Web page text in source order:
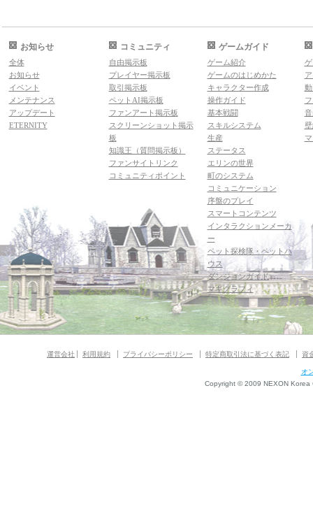
お知らせ
全体
お知らせ
イベント
メンテナンス
アップデート
ETERNITY
コミュニティ
自由掲示板
プレイヤー掲示板
取引掲示板
ペットAI掲示板
ファンアート掲示板
スクリーンショット掲示
板
知識王（質問掲示板）
ファンサイトリンク
コミュニティポイント
ゲームガイド
ゲーム紹介
ゲームのはじめかた
キャラクター作成
操作ガイド
基本戦闘
スキルシステム
生産
ステータス
エリンの世界
町のシステム
コミュニケーション
序盤のプレイ
スマートコンテンツ
インタラクションメーカ
ー
ペット探検隊・ペットハ
ウス
ダンジョンガイド
マギグラフィ
運営会社 利用規約 プライバシーポリシー 特定商取引法に基づく表記 資
オ
Copyright © 2009 NEXON Korea